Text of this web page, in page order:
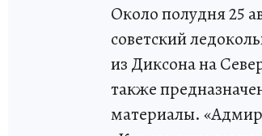
Около полудня 25
советский
из Диксона на
также
материалы.